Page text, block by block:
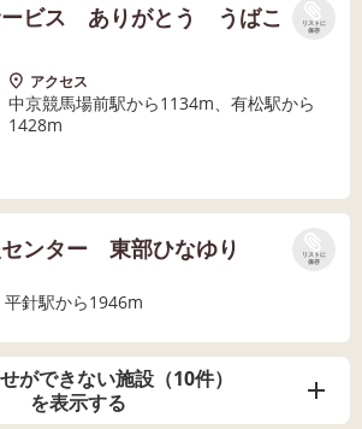
リストに
保存
ービス ありがとう うばこ
アクセス
中京競馬場前駅から1134m、有松駅から
1428m
リストに
保存
ンター 東部ひなゆり
針駅から1946m
ができない施設（10件）
を表示する